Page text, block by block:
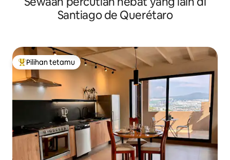
Santiago de Querétaro
Pilihan utama tetamu
Pilihan tetamu